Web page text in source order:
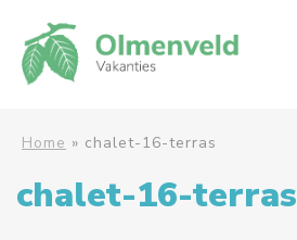
Home » chalet-16-terras
chalet-16-terras